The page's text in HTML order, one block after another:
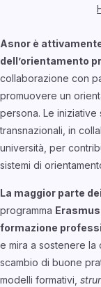
Asnor è
dell’orientamento
collaborazione con
promuovere un
persona. Le iniziative
transnazionali, in
università, per
sistemi di
La maggior parte
programma
formazione
e mira a sostenere
scambio di buone
modelli formativi,